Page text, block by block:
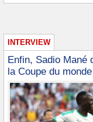
INTERVIEW
Enfin, Sadio Mané
la Coupe du monde